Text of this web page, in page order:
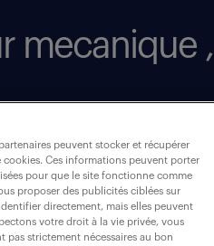
mecanique ,
intérim(2)
peuvent stocker et récupérer
Ces informations peuvent porter
pour que le site fonctionne comme
proposer des publicités ciblées sur
directement, mais elles peuvent
votre droit à la vie privée, vous
pas strictement nécessaires au bon